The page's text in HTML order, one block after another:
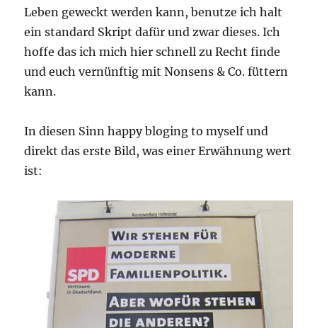
Leben geweckt werden kann, benutze ich halt
ein standard Skript dafür und zwar dieses. Ich
hoffe das ich mich hier schnell zu Recht finde
und euch vernünftig mit Nonsens & Co. füttern
kann.
In diesen Sinn happy bloging to myself und
direkt das erste Bild, was einer Erwähnung wert
ist: